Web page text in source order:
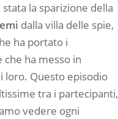
la sparizione della
dalla villa delle spie,
ha portato i
che ha messo in
loro. Questo episodio
tra i partecipanti,
vedere ogni